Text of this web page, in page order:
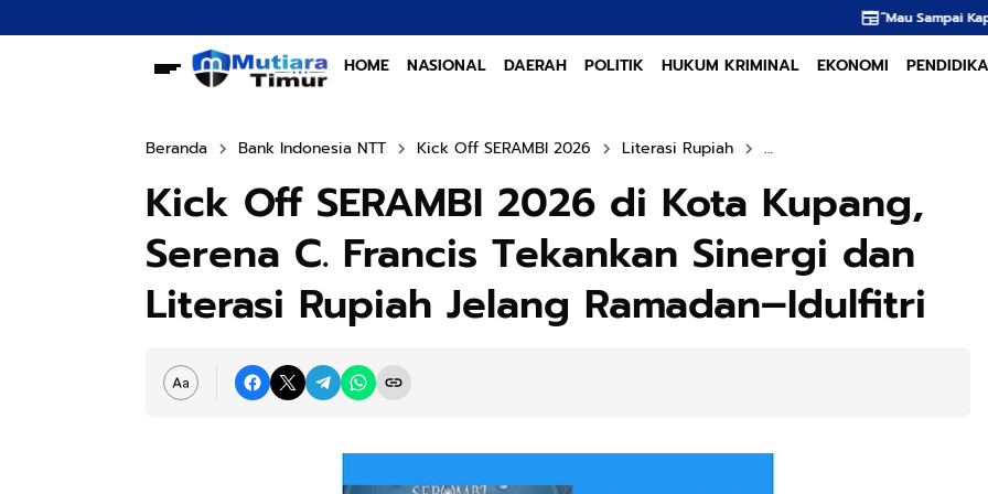
“Mau Sampai Kapan?” Kendaraan
HOME NASIONAL DAERAH POLITIK HUKUM KRIMINAL EKONOMI
Beranda Bank Indonesia NTT Kick Off SERAMBI 2026 Literasi Rupiah SERAMBI 2026 Kota Kupang
Kick Off SERAMBI 2026 di Kota Kupang,
Serena C. Francis Tekankan Sinergi dan
Literasi Rupiah Jelang Ramadan–Idulfitri